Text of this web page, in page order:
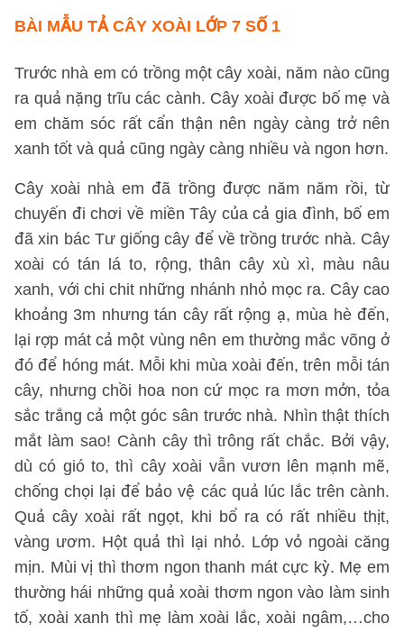
BÀI MẪU TẢ CÂY XOÀI LỚP 7 SỐ 1
Trước nhà em có trồng một cây xoài, năm nào cũng
ra quả nặng trĩu các cành. Cây xoài được bố mẹ và
em chăm sóc rất cẩn thận nên ngày càng trở nên
xanh tốt và quả cũng ngày càng nhiều và ngon hơn.
Cây xoài nhà em đã trồng được năm năm rồi, từ
chuyến đi chơi về miền Tây của cả gia đình, bố em
đã xin bác Tư giống cây để về trồng trước nhà. Cây
xoài có tán lá to, rộng, thân cây xù xì, màu nâu
xanh, với chi chit những nhánh nhỏ mọc ra. Cây cao
khoảng 3m nhưng tán cây rất rộng ạ, mùa hè đến,
lại rợp mát cả một vùng nên em thường mắc võng ở
đó để hóng mát. Mỗi khi mùa xoài đến, trên mỗi tán
cây, nhưng chồi hoa non cứ mọc ra mơn mởn, tỏa
sắc trắng cả một góc sân trước nhà. Nhìn thật thích
mắt làm sao! Cành cây thì trông rất chắc. Bởi vậy,
dù có gió to, thì cây xoài vẫn vươn lên mạnh mẽ,
chống chọi lại để bảo vệ các quả lúc lắc trên cành.
Quả cây xoài rất ngọt, khi bổ ra có rất nhiều thịt,
vàng ươm. Hột quả thì lại nhỏ. Lớp vỏ ngoài căng
mịn. Mùi vị thì thơm ngon thanh mát cực kỳ. Mẹ em
thường hái những quả xoài thơm ngon vào làm sinh
tố, xoài xanh thì mẹ làm xoài lắc, xoài ngâm,…cho